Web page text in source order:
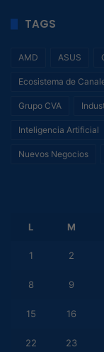
TAGS
AMD ASUS
Ecosistema de
Grupo CVA
Inteligencia Artificial
Nuevos Negocios
L M
1 2
8 9
15 16
22 23